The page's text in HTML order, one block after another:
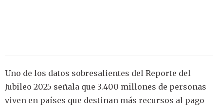
Uno de los datos sobresalientes del Reporte del
Jubileo 2025 señala que 3.400 millones de personas
viven en países que destinan más recursos al pago